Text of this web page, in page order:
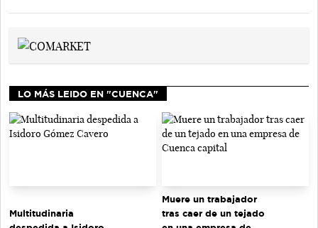
LO MÁS LEIDO EN "CUENCA"
Multitudinaria
Muere un trabajador
tras caer de un tejado